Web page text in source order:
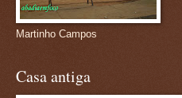
Martinho Campos
Casa antiga